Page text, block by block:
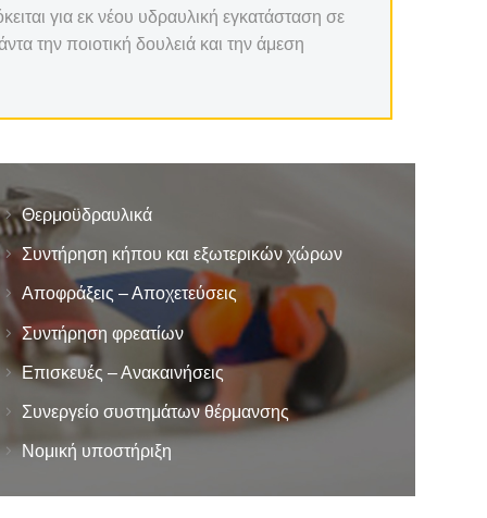
για εκ νέου υδραυλική εγκατάσταση σε
την ποιοτική δουλειά και την άμεση
Θερμοϋδραυλικά
Συντήρηση κήπου και εξωτερικών χώρων
Αποφράξεις – Αποχετεύσεις
Συντήρηση φρεατίων
Επισκευές – Ανακαινήσεις
Συνεργείο συστημάτων θέρμανσης
Νομική υποστήριξη